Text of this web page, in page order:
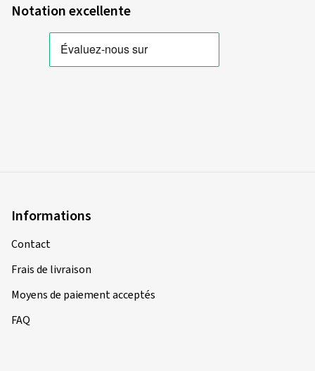
Notation excellente
Informations
Contact
Frais de livraison
Moyens de paiement acceptés
FAQ